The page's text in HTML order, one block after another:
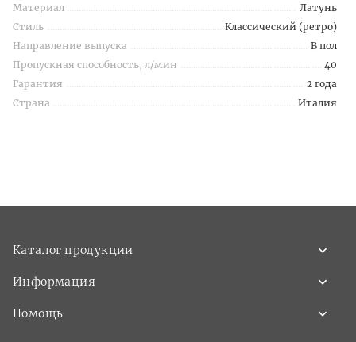
Материал
Латунь
Стиль
Классический (ретро)
Направление выпуска
В пол
Пропускная способность, л/мин
40
Гарантия
2 года
Страна
Италия
Каталог продукции
Информация
Помощь